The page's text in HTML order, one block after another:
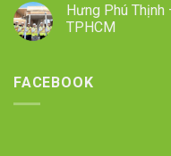
Hưng Phú
TPHCM
FACEBOOK